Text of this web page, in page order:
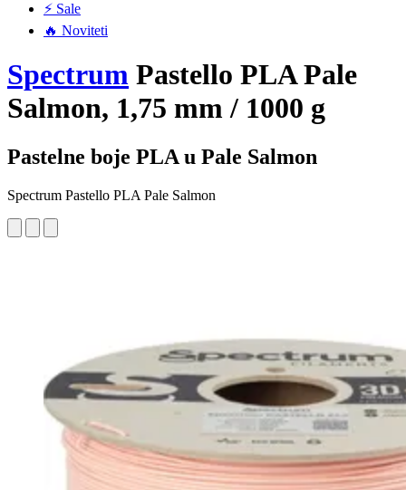
⚡ Sale
🔥 Noviteti
Spectrum Pastello PLA Pale
Salmon, 1,75 mm / 1000 g
Pastelne boje PLA u Pale Salmon
Spectrum Pastello PLA Pale Salmon